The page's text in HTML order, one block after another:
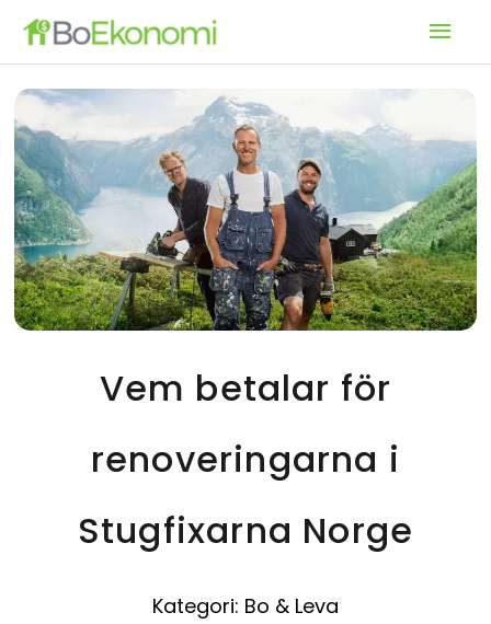
Hoppa
Vem betalar för
renoveringarna i
Stugfixarna Norge
Kategori: Bo & Leva